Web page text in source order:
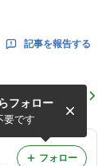
記事を報告する
営業中！】ハー
ソンご購入！(^
フォロー
要です
フォロー